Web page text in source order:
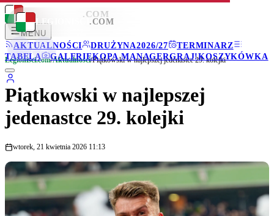
LEGIONISCI .COM
MENU
AKTUALNOŚCI
DRUŻYNA2026/27
TERMINARZ
TABELA
GALERIEKOPA MANAGERGRAJ!KOSZYKÓWKA
LEGIONISCI .COM
Legionisci.com/Aktualności/Piątkowski w najlepszej jedenastce 29. kolejki
Piątkowski w najlepszej
jedenastce 29. kolejki
wtorek, 21 kwietnia 2026 11:13